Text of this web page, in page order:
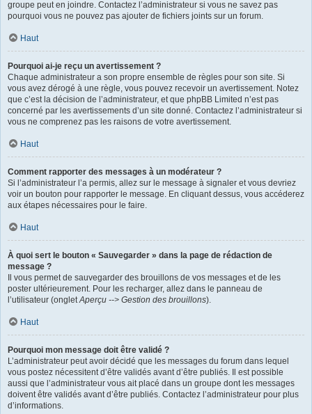
groupe peut en joindre. Contactez l’administrateur si vous ne savez pas
pourquoi vous ne pouvez pas ajouter de fichiers joints sur un forum.
Haut
Pourquoi ai-je reçu un avertissement ?
Chaque administrateur a son propre ensemble de règles pour son site. Si
vous avez dérogé à une règle, vous pouvez recevoir un avertissement. Notez
que c’est la décision de l’administrateur, et que phpBB Limited n’est pas
concerné par les avertissements d’un site donné. Contactez l’administrateur si
vous ne comprenez pas les raisons de votre avertissement.
Haut
Comment rapporter des messages à un modérateur ?
Si l’administrateur l’a permis, allez sur le message à signaler et vous devriez
voir un bouton pour rapporter le message. En cliquant dessus, vous accéderez
aux étapes nécessaires pour le faire.
Haut
À quoi sert le bouton « Sauvegarder » dans la page de rédaction de
message ?
Il vous permet de sauvegarder des brouillons de vos messages et de les
poster ultérieurement. Pour les recharger, allez dans le panneau de
l’utilisateur (ongletAperçu --> Gestion des brouillons).
Haut
Pourquoi mon message doit être validé ?
L’administrateur peut avoir décidé que les messages du forum dans lequel
vous postez nécessitent d’être validés avant d’être publiés. Il est possible
aussi que l’administrateur vous ait placé dans un groupe dont les messages
doivent être validés avant d’être publiés. Contactez l’administrateur pour plus
d’informations.